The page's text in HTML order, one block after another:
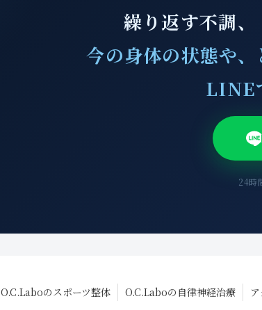
繰り返す不調
今の身体の状態や
LINE
24時
O.C.Laboのスポーツ整体 O.C.Laboの自律神経治療